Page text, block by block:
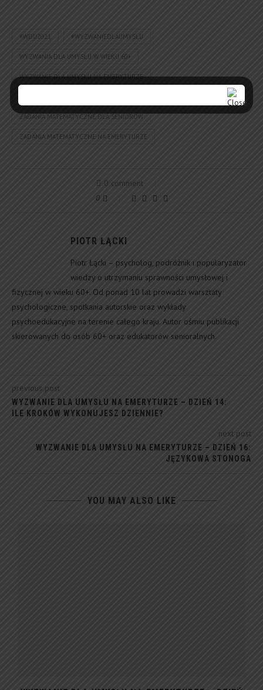
#WDU2021 #WYZWANIEDLAUMYSLU
WYZWANIA DLA UMYSŁU W WIEKU 60+
WYZWANIE DLA UMYSŁU NA EMERYTURZE
ZADANIA MATEMATYCZNE DLA SENIORÓW
ZADANIA MATEMATYCZNE NA EMERYTURZE
0 comment
0
PIOTR ŁĄCKI
Piotr Łącki – psycholog, podróżnik i popularyzator
wiedzy o utrzymaniu sprawności umysłowej i
fizycznej w wieku 60+. Od ponad 10 lat prowadzi warsztaty
psychologiczne, spotkania autorskie oraz wykłady
psychoedukacyjne na terenie całego kraju. Autor ośmiu publikacji
skierowanych do osób 60+ oraz edukatorów senioralnych.
previous post
WYZWANIE DLA UMYSŁU NA EMERYTURZE – DZIEŃ 14:
ILE KROKÓW WYKONUJESZ DZIENNIE?
next post
WYZWANIE DLA UMYSŁU NA EMERYTURZE – DZIEŃ 16:
JĘZYKOWA STONOGA
YOU MAY ALSO LIKE